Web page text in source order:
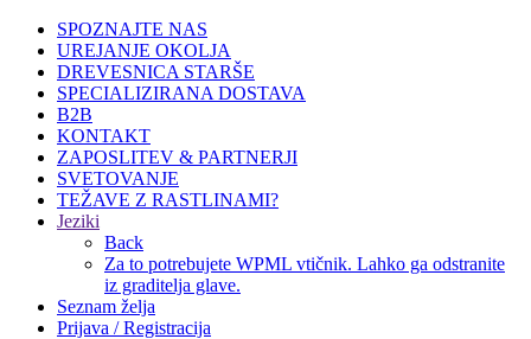
SPOZNAJTE NAS
UREJANJE OKOLJA
DREVESNICA STARŠE
SPECIALIZIRANA DOSTAVA
B2B
KONTAKT
ZAPOSLITEV & PARTNERJI
SVETOVANJE
TEŽAVE Z RASTLINAMI?
Jeziki
Back
Za to potrebujete WPML vtičnik. Lahko ga odstranite
iz graditelja glave.
Seznam želja
Prijava / Registracija